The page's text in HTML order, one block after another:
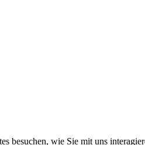
besuchen, wie Sie mit uns